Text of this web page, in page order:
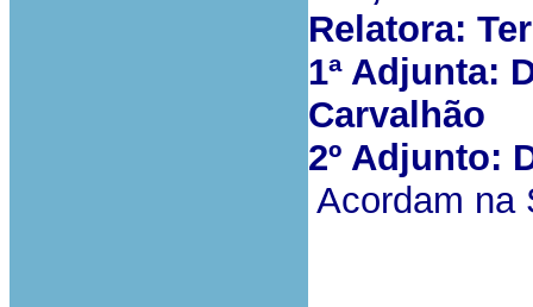
Relatora:
1ª Adjunta:
Carvalhão
2º Adjunto:
Acordam na